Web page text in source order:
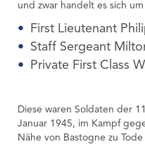
und zwar handelt es sich
First Lieutenant
Staff Sergeant
Private First Class
Diese waren Soldaten der
Januar 1945, im Kampf
Nähe von Bastogne zu Tode